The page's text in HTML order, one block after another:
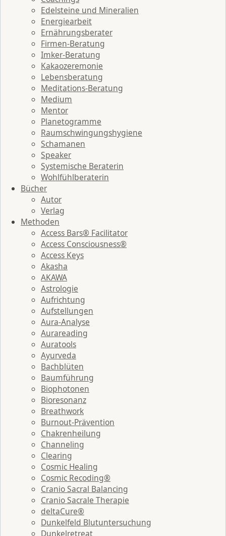
Edelsteine und Mineralien
Energiearbeit
Ernährungsberater
Firmen-Beratung
Imker-Beratung
Kakaozeremonie
Lebensberatung
Meditations-Beratung
Medium
Mentor
Planetogramme
Raumschwingungshygiene
Schamanen
Speaker
Systemische Beraterin
Wohlfühlberaterin
Bücher
Autor
Verlag
Methoden
Access Bars® Facilitator
Access Consciousness®
Access Keys
Akasha
AKAWA
Astrologie
Aufrichtung
Aufstellungen
Aura-Analyse
Aurareading
Auratools
Ayurveda
Bachblüten
Baumführung
Biophotonen
Bioresonanz
Breathwork
Burnout-Prävention
Chakrenheilung
Channeling
Clearing
Cosmic Healing
Cosmic Recoding®
Cranio Sacral Balancing
Cranio Sacrale Therapie
deltaCure®
Dunkelfeld Blutuntersuchung
Dunkelretreat